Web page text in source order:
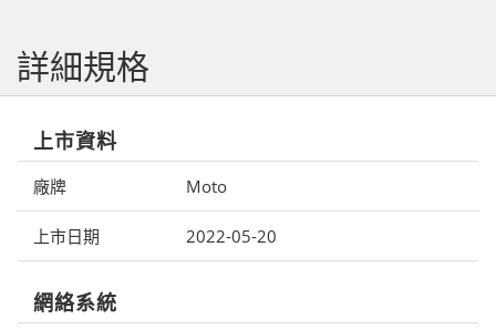
詳細規格
上市資料
廠牌 Moto
上市日期 2022-05-20
網絡系統